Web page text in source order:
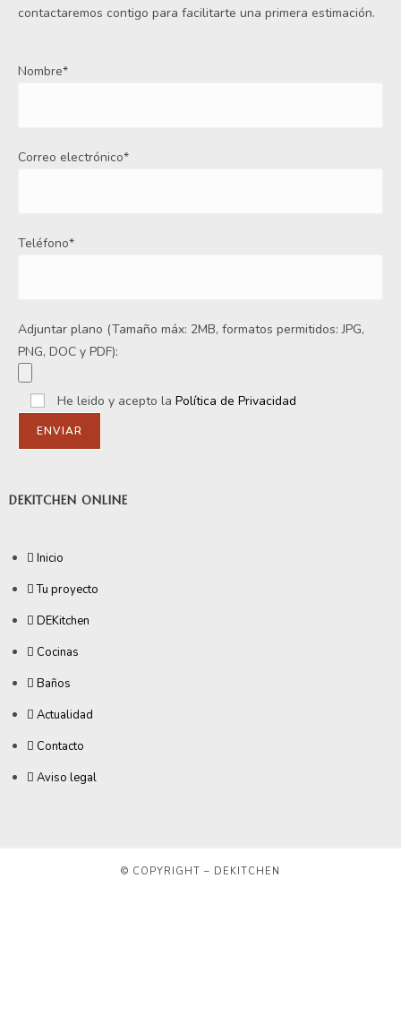
contactaremos contigo para facilitarte una primera estimación.
Nombre*
Correo electrónico*
Teléfono*
Adjuntar plano (Tamaño máx: 2MB, formatos permitidos: JPG,
PNG, DOC y PDF):
He leido y acepto la Política de Privacidad
DEKITCHEN ONLINE
Inicio
Tu proyecto
DEKitchen
Cocinas
Baños
Actualidad
Contacto
Aviso legal
© COPYRIGHT – DEKITCHEN